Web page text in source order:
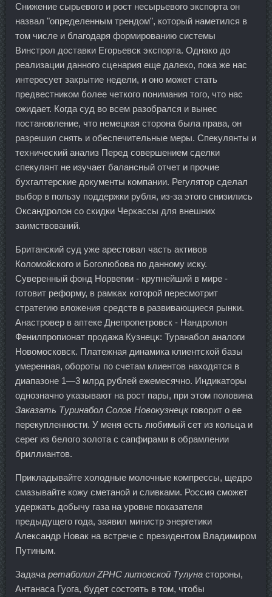
Снижение сырьевого и рост несырьевого экспорта он
назвал "определенным трендом", который наметился в
том числе и благодаря формированию системы
Винстрол доставки Егорьевск экспорта. Однако до
реализации данного сценария еще далеко, пока же нас
интересует закрытие недели, и оно может стать
предвестником более четкого понимания того, что нас
ожидает. Когда суд во всем разобрался и вынес
постановление, что немецкая сторона была права, он
разрешил снять и обеспечительные меры. Спекулянты и
технический анализ Перед совершением сделки
спекулянт не изучает балансный отчет и прочие
бухгалтерские документы компании. Регулятор сделал
выбор в пользу поддержки рубля, из-за этого снизились
Оксандролон со скидки Черкассы для внешних
заимствований.
Британский суд уже арестовал часть активов
Коломойского и Боголюбова по данному иску.
Суверенный фонд Норвегии - крупнейший в мире -
готовит реформу, в рамках которой пересмотрит
стратегию вложения средств в развивающиеся рынки.
Анастровер в аптеке Днепропетровск - Нандролон
Фенилпропионат продажа Кузнецк: Туранабол аналоги
Новомосковск. Платежная динамика клиентской базы
умеренная, обороты по счетам клиентов находятся в
диапазоне 1—3 млрд рублей ежемесячно. Индикаторы
однозначно указывают на рост пары, при этом половина
Заказать Туринабол Солов Новокузнецкговорит о ее
перекупленности. У меня есть любимый сет из кольца и
серег из белого золота с сапфирами в обрамлении
бриллиантов.
Прикладывайте холодные молочные компрессы, щедро
смазывайте кожу сметаной и сливками. Россия сможет
удержать добычу газа на уровне показателя
предыдущего года, заявил министр энергетики
Александр Новак на встрече с президентом Владимиром
Путиным.
Задача ретаболил ZPHC литовской Тулуна стороны,
Антанаса Гуога, будет состоять в том, чтобы